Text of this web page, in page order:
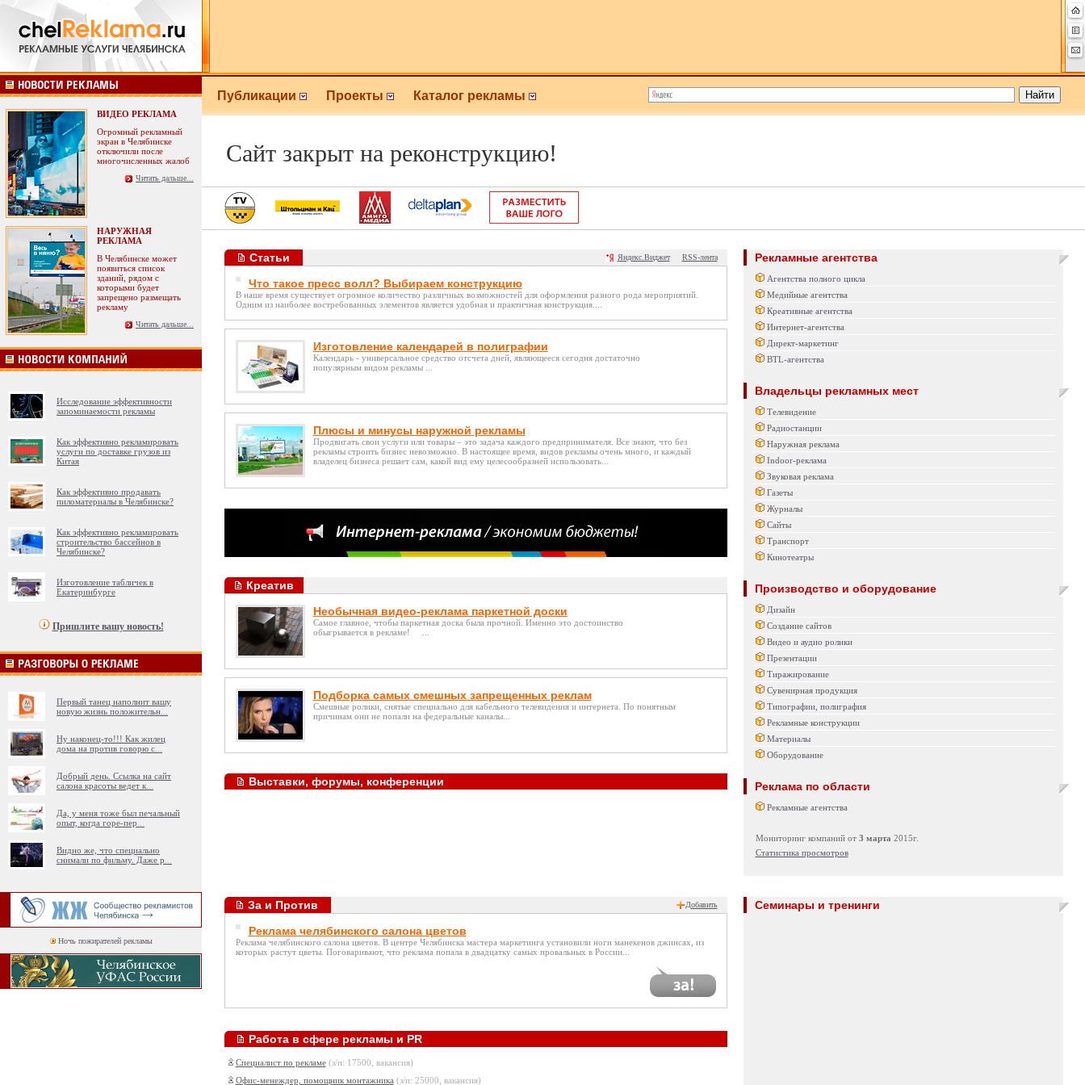
ВИДЕО РЕКЛАМА
Огромный рекламный
экран в Челябинске
отключили после
многочисленных жалоб
Читать дальше...
НАРУЖНАЯ
РЕКЛАМА
В Челябинске может
появиться список
зданий, рядом с
которыми будет
запрещено размещать
рекламу
Читать дальше...
Исследование эффективности
запоминаемости рекламы
Как эффективно рекламировать
услуги по доставке грузов из
Китая
Как эффективно продавать
пиломатериалы в Челябинске?
Как эффективно рекламировать
строительство бассейнов в
Челябинске?
Изготовление табличек в
Екатеринбурге
Пришлите вашу новость!
Первый танец наполнит вашу
новую жизнь положительн
Ну наконец-то!!! Как жилец
дома на против говорю с
Добрый день. Ссылка на сайт
салона красоты ведет к
Да, у меня тоже был печальный
опыт, когда горе-пер
Видно же, что специально
снимали по фильму. Даже р
Ночь пожирателей рекламы
Публикации Проекты Каталог рекламы
Сайт закрыт на реконструкцию!
Статьи Яндекс.Виджет RSS-лента
Что такое пресс волл? Выбираем конструкцию
В наше время существует огромное количество различных возможностей для оформления разного рода мероприятий.
Одним из наиболее востребованных элементов является удобная и практичная конструкция....
Изготовление календарей в полиграфии
Календарь - универсальное средство отсчета дней, являющееся сегодня достаточно
популярным видом рекламы ...
Плюсы и минусы наружной рекламы
Продвигать свои услуги или товары – это задача каждого предпринимателя. Все знают, что без
рекламы строить бизнес невозможно. В настоящее время, видов рекламы очень много, и каждый
владелец бизнеса решает сам, какой вид ему целесообразней использовать...
Креатив
Необычная видео-реклама паркетной доски
Самое главное, чтобы паркетная доска была прочной. Именно это достоинство
обыгрывается в рекламе! ...
Подборка самых смешных запрещенных реклам
Смешные ролики, снятые специально для кабельного телевидения и интернета. По понятным
причинам они не попали на федеральные каналы...
Выставки, форумы, конференции
Рекламные агентства
Агентства полного цикла
Медийные агентства
Креативные агентства
Интернет-агентства
Директ-маркетинг
BTL-агентства
Владельцы рекламных мест
Телевидение
Радиостанции
Наружная реклама
Indoor-реклама
Звуковая реклама
Газеты
Журналы
Сайты
Транспорт
Кинотеатры
Производство и оборудование
Дизайн
Создание сайтов
Видео и аудио ролики
Презентации
Тиражирование
Сувенирная продукция
Типографии, полиграфия
Рекламные конструкции
Материалы
Оборудование
Реклама по области
Рекламные агентства
Мониторинг компаний от 3 марта 2015г.
Статистика просмотров
За и Против Добавить
Реклама челябинского салона цветов
Реклама челябинского салона цветов. В центре Челябинска мастера маркетинга установили ноги манекенов джинсах, из
которых растут цветы. Поговаривают, что реклама попала в двадцатку самых провальных в России...
Работа в сфере рекламы и PR
Специалист по рекламе (з/п: 17500, вакансия)
Офис-менеждер, помощник монтажника (з/п: 25000, вакансия)
Семинары и тренинги